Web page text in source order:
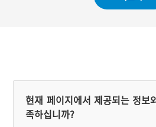
다. 그렇게 베어내도 표가
현재 페이지에서 제공되는 정보
족하십니까?